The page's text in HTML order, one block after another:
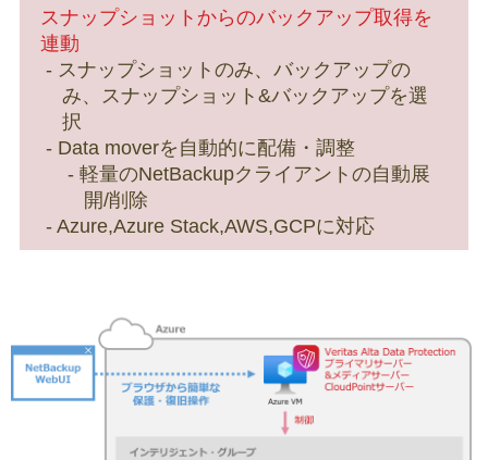
スナップショットからのバックアップ取得を
連動
スナップショットのみ、バックアップの
み、スナップショット&バックアップを選
択
Data moverを自動的に配備・調整
軽量のNetBackupクライアントの自動展
開/削除
Azure,Azure Stack,AWS,GCPに対応